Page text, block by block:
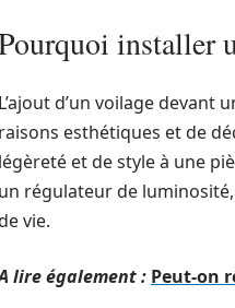
installer
L’ajout d’un voilage
raisons esthétiques et de
légèreté et de style à une
un régulateur de
vie.
lire également : Peut-on